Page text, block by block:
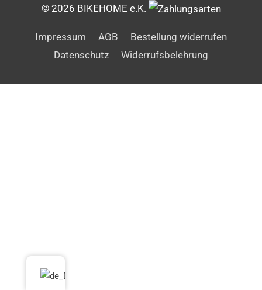
© 2026 BIKEHOME e.K.
Impressum AGB
Bestellung widerrufen
Datenschutz
Widerrufsbelehrung